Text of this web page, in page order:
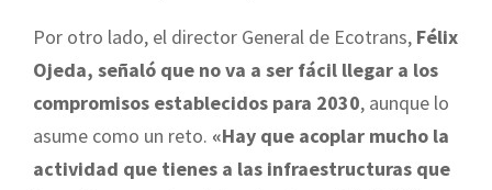
Por otro lado, el director General de Ecotrans, Félix
Ojeda, señaló que no va a ser fácil llegar a los
compromisos establecidos para 2030, aunque lo
asume como un reto. «Hay que acoplar mucho la
actividad que tienes a las infraestructuras que